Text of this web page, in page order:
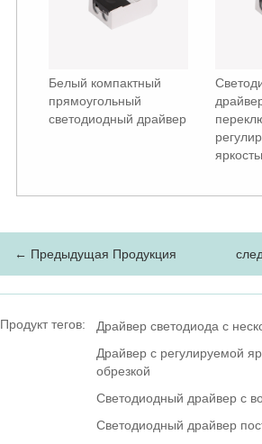
Белый компактный
прямоугольный
светодиодный драйвер
← Предыдущая Продукция
Продукт тегов:
Драйвер светодиода с
Драйвер с регулируемой
обрезкой
Светодиодный драйвер с
Светодиодный драйвер